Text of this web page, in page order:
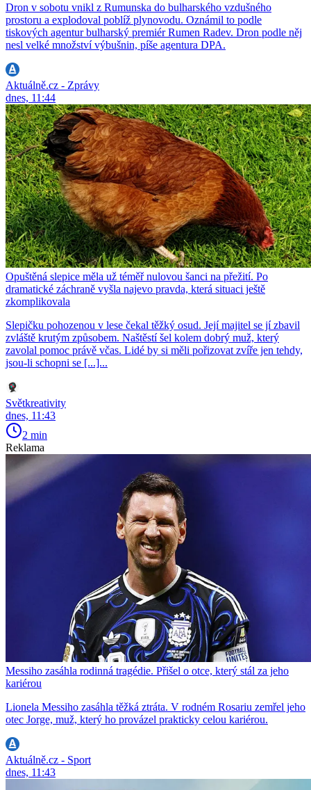
Dron v sobotu vnikl z Rumunska do bulharského vzdušného
prostoru a explodoval poblíž plynovodu. Oznámil to podle
tiskových agentur bulharský premiér Rumen Radev. Dron podle něj
nesl velké množství výbušnin, píše agentura DPA.
Aktuálně.cz - Zprávy
dnes, 11:44
Opuštěná slepice měla už téměř nulovou šanci na přežití. Po
dramatické záchraně vyšla najevo pravda, která situaci ještě
zkomplikovala
Slepičku pohozenou v lese čekal těžký osud. Její majitel se jí zbavil
zvláště krutým způsobem. Naštěstí šel kolem dobrý muž, který
zavolal pomoc právě včas. Lidé by si měli pořizovat zvíře jen tehdy,
jsou-li schopni se [...]...
Světkreativity
dnes, 11:43
2 min
Reklama
Messiho zasáhla rodinná tragédie. Přišel o otce, který stál za jeho
kariérou
Lionela Messiho zasáhla těžká ztráta. V rodném Rosariu zemřel jeho
otec Jorge, muž, který ho provázel prakticky celou kariérou.
Aktuálně.cz - Sport
dnes, 11:43